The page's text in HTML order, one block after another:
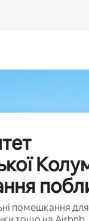
помешкання для